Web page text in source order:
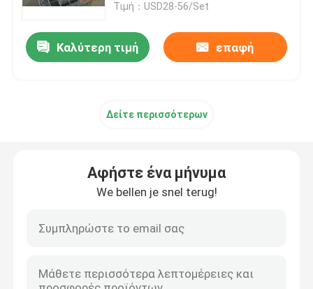
Τιμή：USD28-56/Set
Καλύτερη τιμή επαφή
Δείτε περισσότερων
Αφήστε ένα μήνυμα
We bellen je snel terug!